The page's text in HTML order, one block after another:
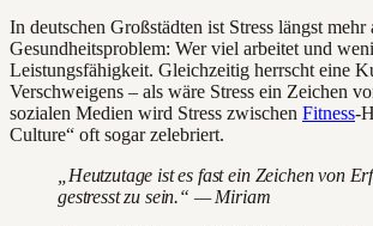
In deutschen Großstädten ist Stress längst mehr
Gesundheitsproblem: Wer viel arbeitet und
Leistungsfähigkeit. Gleichzeitig herrscht eine
Verschweigens – als wäre Stress ein Zeichen
sozialen Medien wird Stress zwischen Fitness-
Culture“ oft sogar zelebriert.
„Heutzutage ist es fast ein Zeichen von
gestresst zu sein.“ — Miriam